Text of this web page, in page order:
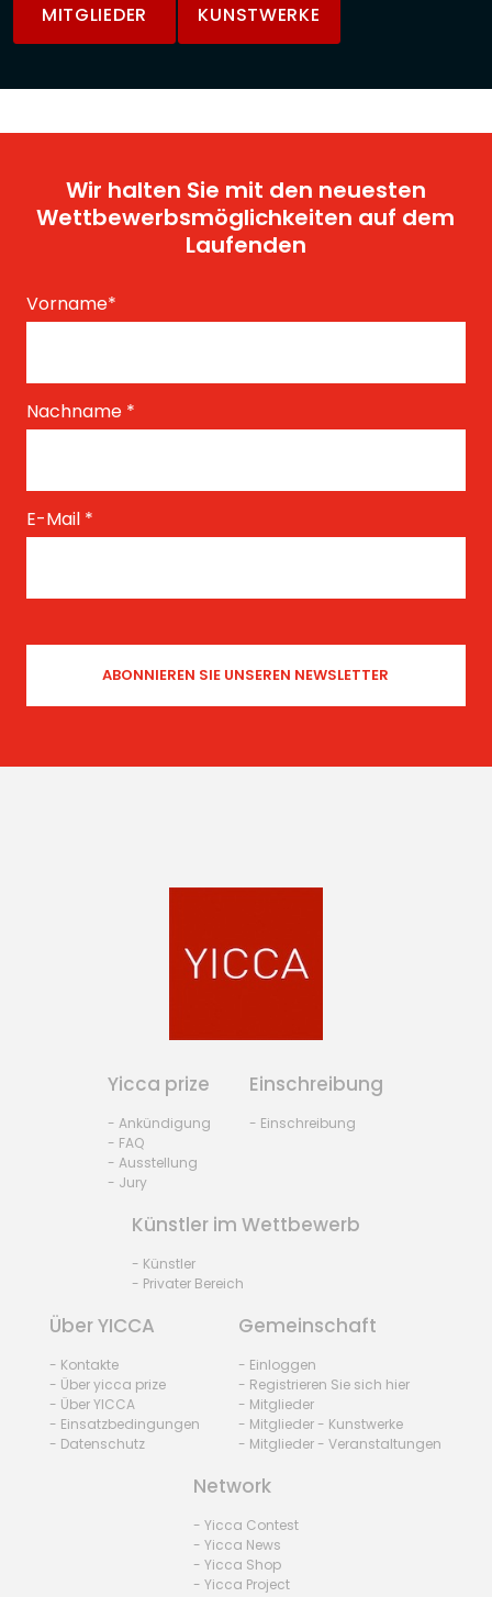
MITGLIEDER KUNSTWERKE
Wir halten Sie mit den neuesten
Wettbewerbsmöglichkeiten auf dem
Laufenden
Vorname*
Nachname *
E-Mail *
Yicca prize
- Ankündigung
- FAQ
- Ausstellung
- Jury
Einschreibung
- Einschreibung
Künstler im Wettbewerb
- Künstler
- Privater Bereich
Über YICCA
- Kontakte
- Über yicca prize
- Über YICCA
- Einsatzbedingungen
- Datenschutz
Gemeinschaft
- Einloggen
- Registrieren Sie sich hier
- Mitglieder
- Mitglieder - Kunstwerke
- Mitglieder - Veranstaltungen
Network
- Yicca Contest
- Yicca News
- Yicca Shop
- Yicca Project